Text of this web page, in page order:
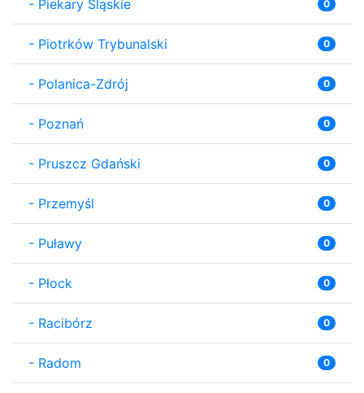
- Piekary Śląskie 0
- Piotrków Trybunalski 0
- Polanica-Zdrój 0
- Poznań 0
- Pruszcz Gdański 0
- Przemyśl 0
- Puławy 0
- Płock 0
- Racibórz 0
- Radom 0